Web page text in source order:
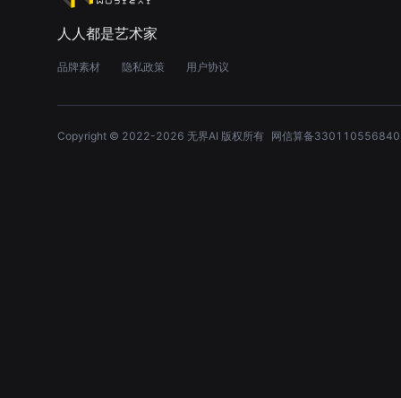
人人都是艺术家
品牌素材 隐私政策 用户协议
Copyright © 2022-2026 无界AI 版权所有 网信算备